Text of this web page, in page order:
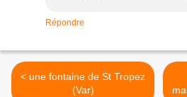
Répondre
< une fontaine de St Tropez
(Var)